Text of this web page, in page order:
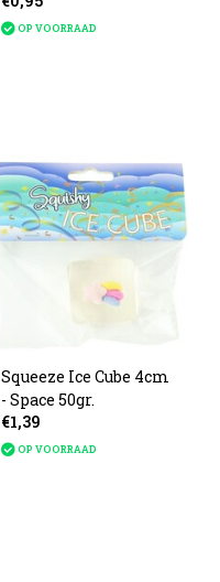
OP VOORRAAD
Squeeze Ice Cube 4cm
- Space 50gr.
€1,39
OP VOORRAAD